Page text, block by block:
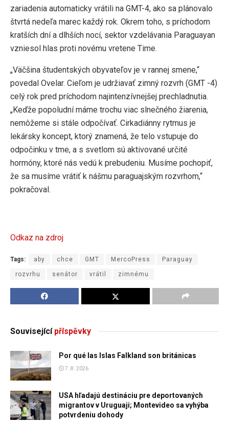
zariadenia automaticky vrátili na GMT-4, ako sa plánovalo
štvrtá nedeľa marec každý rok. Okrem toho, s príchodom
kratších dní a dlhších nocí, sektor vzdelávania Paraguayan
vzniesol hlas proti novému vretene Time.
„Väčšina študentských obyvateľov je v rannej smene,“
povedal Ovelar. Cieľom je udržiavať zimný rozvrh (GMT -4)
celý rok pred príchodom najintenzívnejšej prechladnutia.
„Keďže popoludní máme trochu viac slnečného žiarenia,
nemôžeme si stále odpočívať. Cirkadiánny rytmus je
lekársky koncept, ktorý znamená, že telo vstupuje do
odpočinku v tme, a s svetlom sú aktivované určité
hormóny, ktoré nás vedú k prebudeniu. Musíme pochopiť,
že sa musíme vrátiť k nášmu paraguajským rozvrhom,“
pokračoval.
Odkaz na zdroj
Tags: aby chce GMT MercoPress Paraguay
rozvrhu senátor vrátil zimnému
Souvisejícípříspěvky
Por qué las Islas Falkland son británicas
7. 8. 2026
USA hľadajú destináciu pre deportovaných
migrantov v Uruguaji; Montevideo sa vyhýba
potvrdeniu dohody